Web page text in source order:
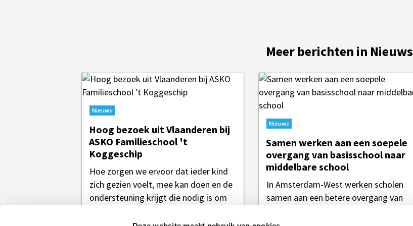
Meer berichten in Nieuws
Nieuws
Hoog bezoek uit Vlaanderen bij
ASKO Familieschool 't
Koggeschip
Hoe zorgen we ervoor dat ieder kind
zich gezien voelt, mee kan doen en de
ondersteuning krijgt die nodig is om
Nieuws
Samen werken aan een soepele
overgang van basisschool naar
middelbare school
In Amsterdam-West werken scholen
samen aan een betere overgang van